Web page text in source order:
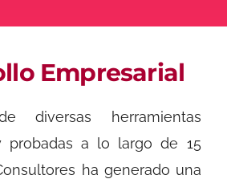
Empresarial
diversas herramientas
probadas a lo largo de 15
ha generado una